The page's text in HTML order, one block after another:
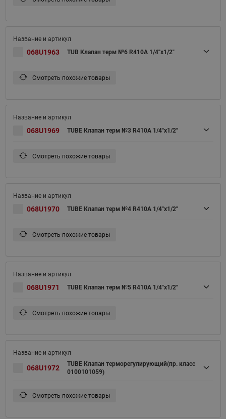
068U1963 TUB Клапан терм №6 R410A 1/4"х1/2"
Смотреть похожие товары
068U1969 TUBE Клапан терм №3 R410A 1/4"х1/2"
Смотреть похожие товары
068U1970 TUBE Клапан терм №4 R410A 1/4"х1/2"
Смотреть похожие товары
068U1971 TUBE Клапан терм №5 R410A 1/4"х1/2"
Смотреть похожие товары
068U1972
TUBE Клапан терморегулирующий(пр. класс
0100101059)
Смотреть похожие товары